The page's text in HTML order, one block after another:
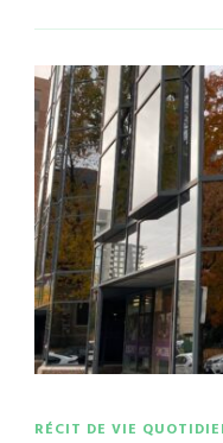
RÉCIT DE VIE